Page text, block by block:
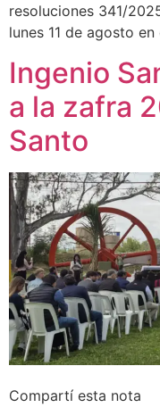
resoluciones 341/
lunes 11 de agosto
Ingenio
a la zafra
Santo
Compartí esta nota